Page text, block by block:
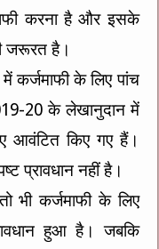
करना है और इसके
जरूरत है।
के लिए पांच
20 के लेखानुदान में
आवंटित किए गए हैं।
प्रावधान नहीं है।
भी कर्जमाफी के लिए
हुआ है। जबकि